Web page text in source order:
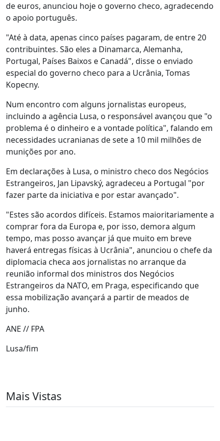
de euros, anunciou hoje o governo checo, agradecendo
o apoio português.
"Até à data, apenas cinco países pagaram, de entre 20
contribuintes. São eles a Dinamarca, Alemanha,
Portugal, Países Baixos e Canadá", disse o enviado
especial do governo checo para a Ucrânia, Tomas
Kopecny.
Num encontro com alguns jornalistas europeus,
incluindo a agência Lusa, o responsável avançou que "o
problema é o dinheiro e a vontade política", falando em
necessidades ucranianas de sete a 10 mil milhões de
munições por ano.
Em declarações à Lusa, o ministro checo dos Negócios
Estrangeiros, Jan Lipavský, agradeceu a Portugal "por
fazer parte da iniciativa e por estar avançado".
"Estes são acordos difíceis. Estamos maioritariamente a
comprar fora da Europa e, por isso, demora algum
tempo, mas posso avançar já que muito em breve
haverá entregas físicas à Ucrânia", anunciou o chefe da
diplomacia checa aos jornalistas no arranque da
reunião informal dos ministros dos Negócios
Estrangeiros da NATO, em Praga, especificando que
essa mobilização avançará a partir de meados de
junho.
ANE // FPA
Lusa/fim
Mais Vistas